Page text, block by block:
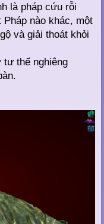
là pháp cứu rỗi
nào khác, một
và giải thoát khỏi
thế nghiêng